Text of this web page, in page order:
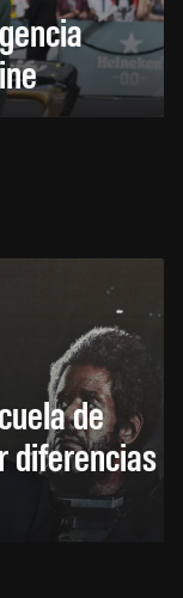
de
diferencias